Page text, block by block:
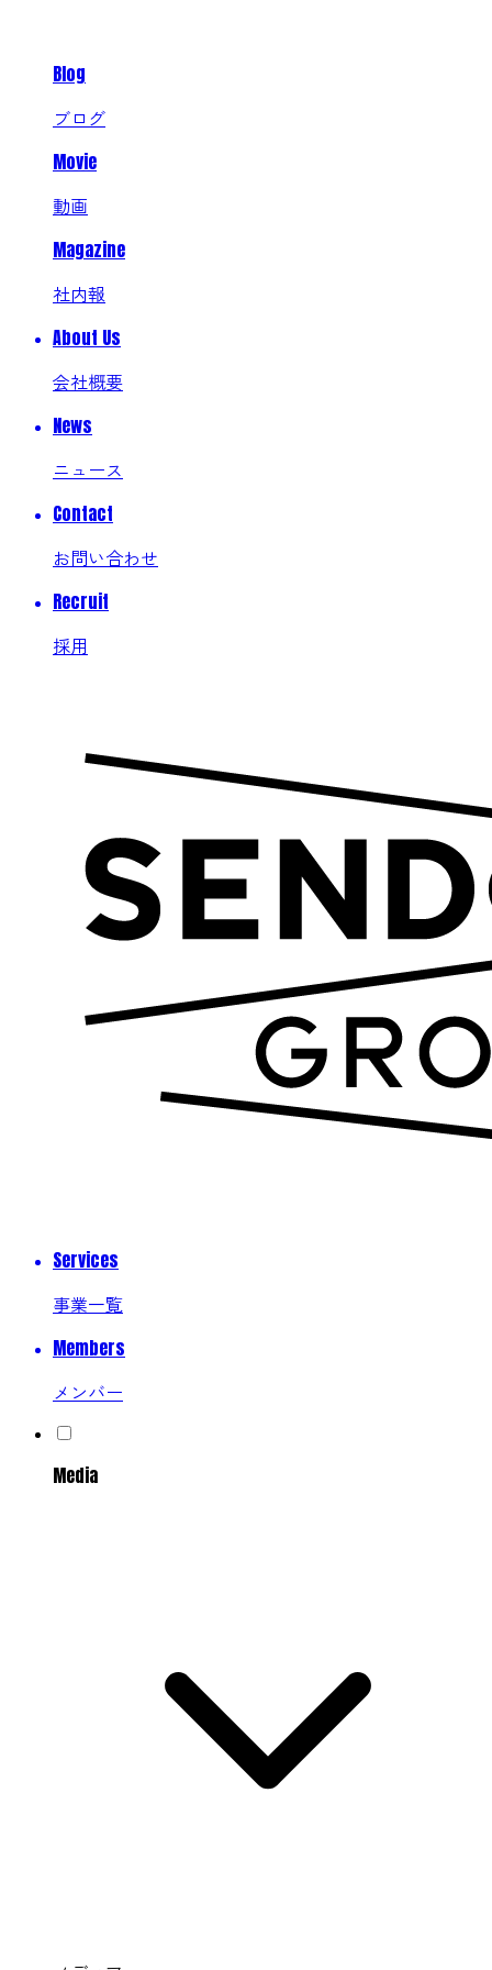
Blog
ブログ
Movie
動画
Magazine
社内報
About Us
会社概要
News
ニュース
Contact
お問い合わせ
Recruit
採用
Services
事業一覧
Members
メンバー
Media